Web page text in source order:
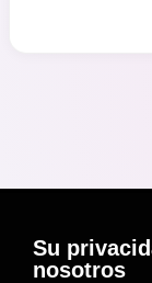
Su
nosotros